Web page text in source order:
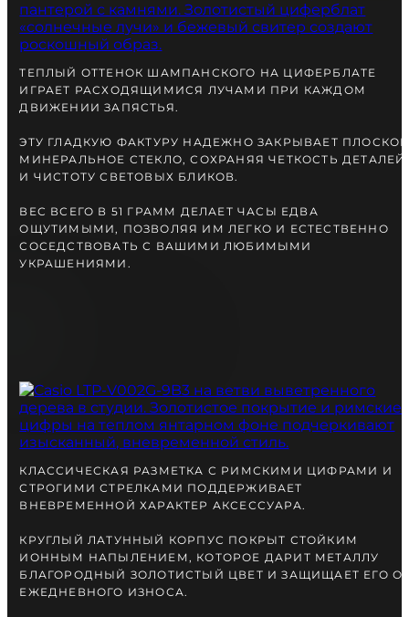
БЕСПЛАТНАЯ ДОСТАВКА
ТЕПЛЫЙ ОТТЕНОК ШАМПАНСКОГО НА ЦИФЕРБЛАТЕ
ИГРАЕТ РАСХОДЯЩИМИСЯ ЛУЧАМИ ПРИ КАЖДОМ
ДВИЖЕНИИ ЗАПЯСТЬЯ.
ЭТУ ГЛАДКУЮ ФАКТУРУ НАДЕЖНО ЗАКРЫВАЕТ ПЛОСКОЕ
МИНЕРАЛЬНОЕ СТЕКЛО, СОХРАНЯЯ ЧЕТКОСТЬ ДЕТАЛЕЙ
И ЧИСТОТУ СВЕТОВЫХ БЛИКОВ.
ВЕС ВСЕГО В 51 ГРАММ ДЕЛАЕТ ЧАСЫ ЕДВА
ОЩУТИМЫМИ, ПОЗВОЛЯЯ ИМ ЛЕГКО И ЕСТЕСТВЕННО
СОСЕДСТВОВАТЬ С ВАШИМИ ЛЮБИМЫМИ
УКРАШЕНИЯМИ.
КЛАССИЧЕСКАЯ РАЗМЕТКА С РИМСКИМИ ЦИФРАМИ И
СТРОГИМИ СТРЕЛКАМИ ПОДДЕРЖИВАЕТ
ВНЕВРЕМЕННОЙ ХАРАКТЕР АКСЕССУАРА.
КРУГЛЫЙ ЛАТУННЫЙ КОРПУС ПОКРЫТ СТОЙКИМ
ИОННЫМ НАПЫЛЕНИЕМ, КОТОРОЕ ДАРИТ МЕТАЛЛУ
БЛАГОРОДНЫЙ ЗОЛОТИСТЫЙ ЦВЕТ И ЗАЩИЩАЕТ ЕГО
ЕЖЕДНЕВНОГО ИЗНОСА.